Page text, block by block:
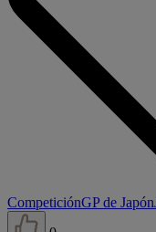
CompeticiónGP de Japón